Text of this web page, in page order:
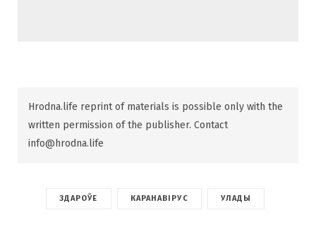
Hrodna.life reprint of materials is possible only with the
written permission of the publisher. Contact
info@hrodna.life
ЗДАРОЎЕ КАРАНАВІРУС УЛАДЫ